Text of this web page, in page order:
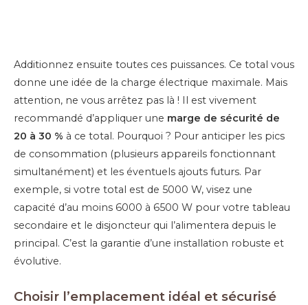
Additionnez ensuite toutes ces puissances. Ce total vous
donne une idée de la charge électrique maximale. Mais
attention, ne vous arrêtez pas là ! Il est vivement
recommandé d’appliquer une marge de sécurité de
20 à 30 % à ce total. Pourquoi ? Pour anticiper les pics
de consommation (plusieurs appareils fonctionnant
simultanément) et les éventuels ajouts futurs. Par
exemple, si votre total est de 5000 W, visez une
capacité d’au moins 6000 à 6500 W pour votre tableau
secondaire et le disjoncteur qui l’alimentera depuis le
principal. C’est la garantie d’une installation robuste et
évolutive.
Choisir l’emplacement idéal et sécurisé